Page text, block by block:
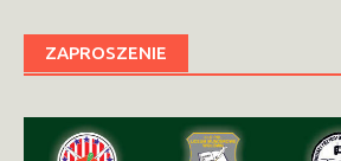
ZAPROSZENIE